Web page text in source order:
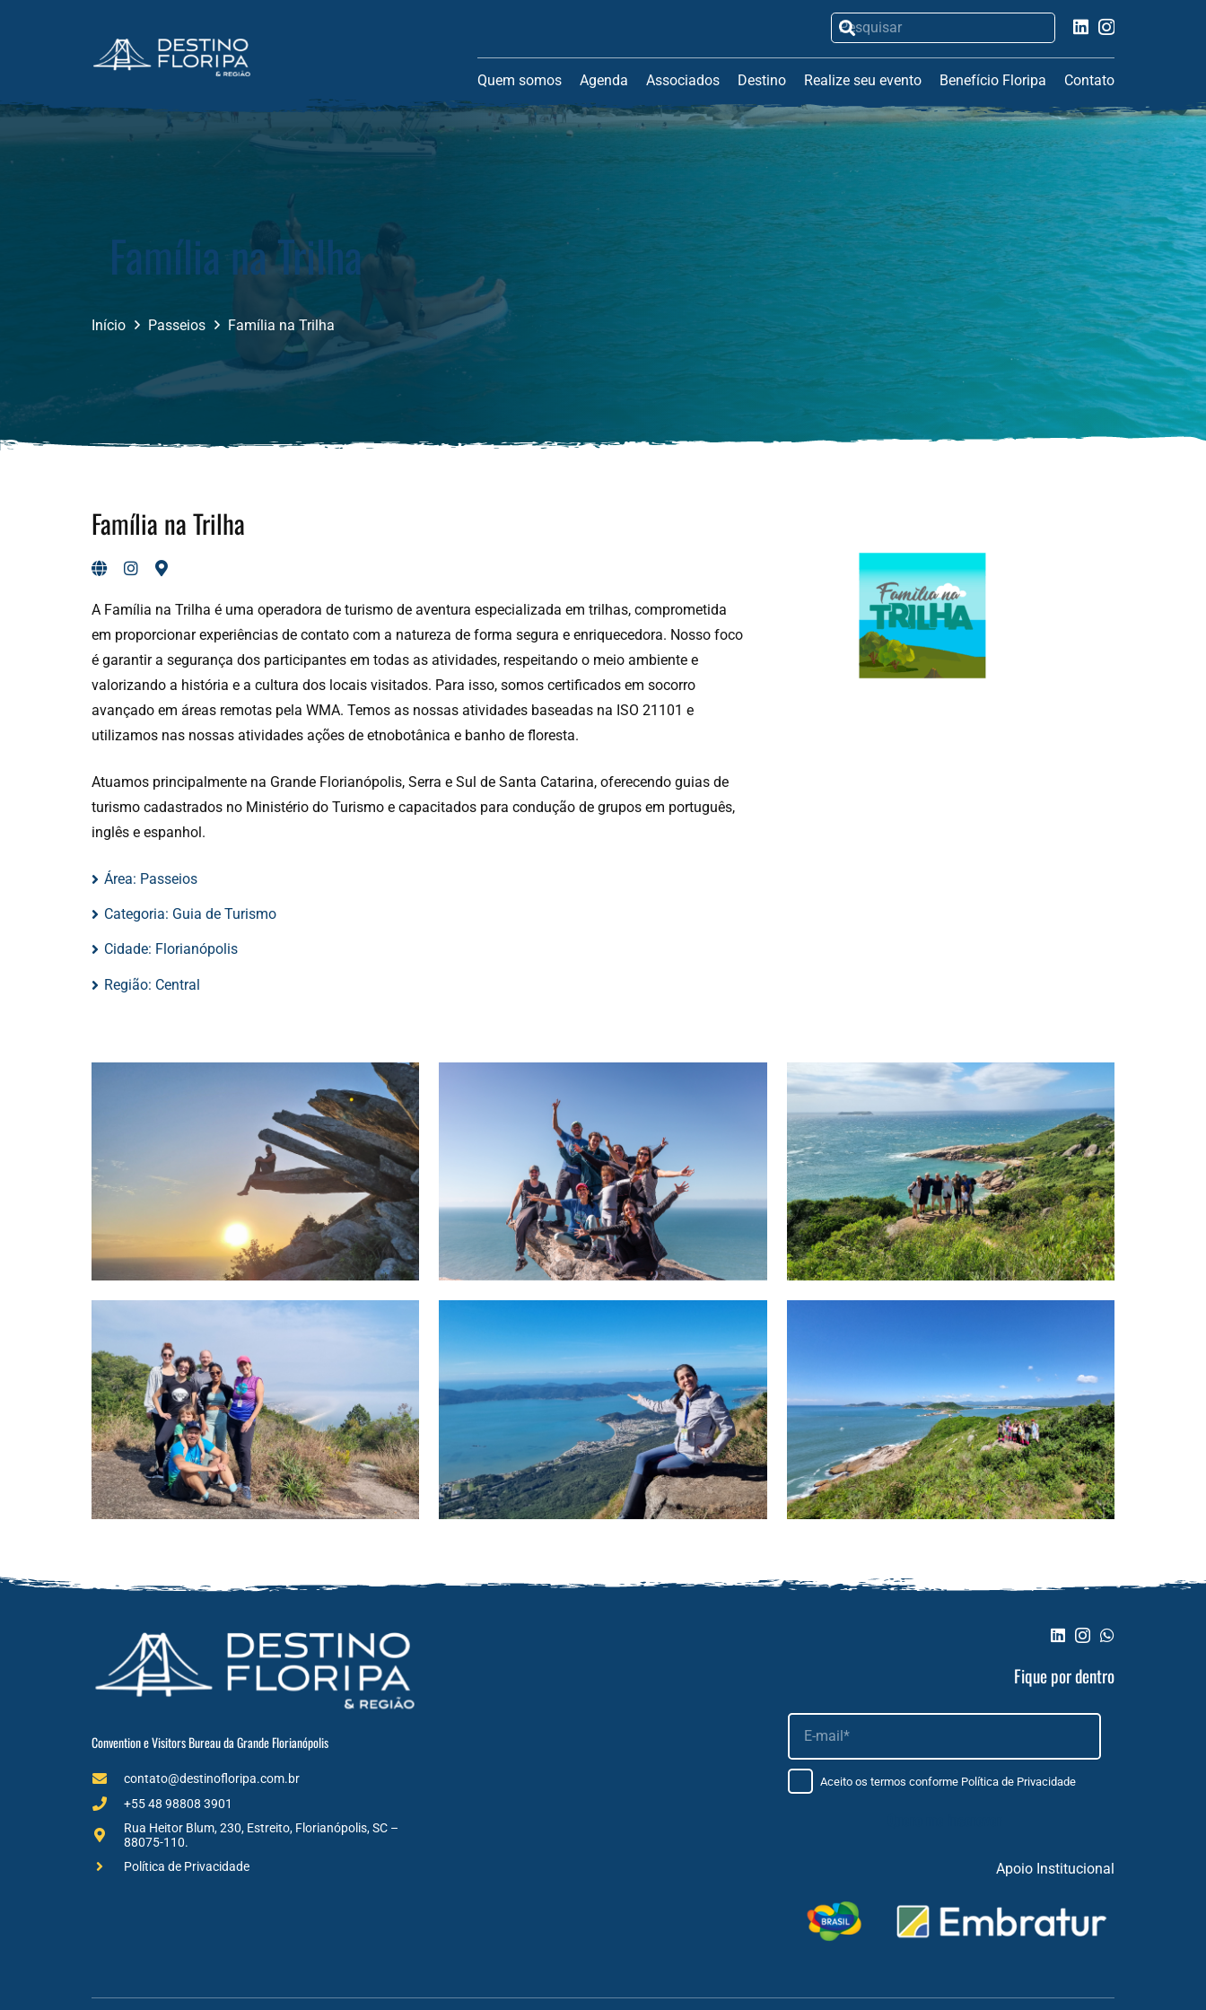
Quem somos Agenda Associados Destino Realize seu evento Benefício Floripa Contato
Família na Trilha
Início Passeios Família na Trilha
Família na Trilha
A Família na Trilha é uma operadora de turismo de aventura especializada em trilhas, comprometida
em proporcionar experiências de contato com a natureza de forma segura e enriquecedora. Nosso foco
é garantir a segurança dos participantes em todas as atividades, respeitando o meio ambiente e
valorizando a história e a cultura dos locais visitados. Para isso, somos certificados em socorro
avançado em áreas remotas pela WMA. Temos as nossas atividades baseadas na ISO 21101 e
utilizamos nas nossas atividades ações de etnobotânica e banho de floresta.
Atuamos principalmente na Grande Florianópolis, Serra e Sul de Santa Catarina, oferecendo guias de
turismo cadastrados no Ministério do Turismo e capacitados para condução de grupos em português,
inglês e espanhol.
Área: Passeios
Categoria: Guia de Turismo
Cidade: Florianópolis
Região: Central
Convention e Visitors Bureau da Grande Florianópolis
contato@destinofloripa.com.br
+55 48 98808 3901
Rua Heitor Blum, 230, Estreito, Florianópolis, SC –
88075-110.
Política de Privacidade
Fique por dentro
Aceito os termos conforme Política de Privacidade
Apoio Institucional